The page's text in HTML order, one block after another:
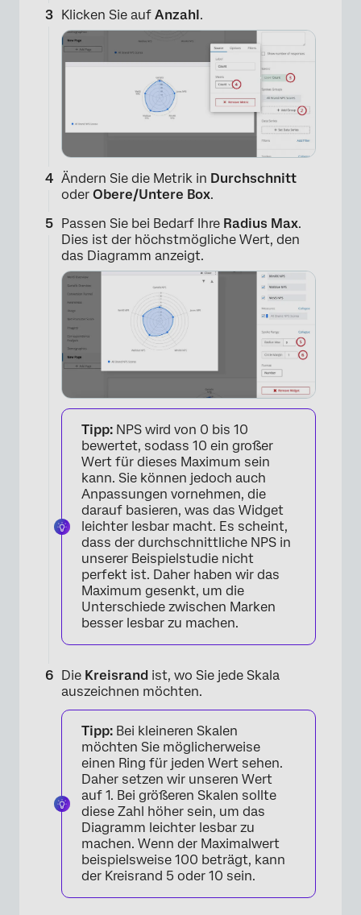
Klicken Sie auf Anzahl.
Ändern Sie die Metrik in Durchschnitt
oder Obere/Untere Box.
Passen Sie bei Bedarf Ihre Radius Max.
Dies ist der höchstmögliche Wert, den
das Diagramm anzeigt.
Tipp: NPS wird von 0 bis 10
bewertet, sodass 10 ein großer
Wert für dieses Maximum sein
kann. Sie können jedoch auch
Anpassungen vornehmen, die
darauf basieren, was das Widget
leichter lesbar macht. Es scheint,
dass der durchschnittliche NPS in
unserer Beispielstudie nicht
perfekt ist. Daher haben wir das
Maximum gesenkt, um die
Unterschiede zwischen Marken
besser lesbar zu machen.
Die Kreisrand ist, wo Sie jede Skala
auszeichnen möchten.
Tipp: Bei kleineren Skalen
möchten Sie möglicherweise
einen Ring für jeden Wert sehen.
Daher setzen wir unseren Wert
auf 1. Bei größeren Skalen sollte
diese Zahl höher sein, um das
Diagramm leichter lesbar zu
machen. Wenn der Maximalwert
beispielsweise 100 beträgt, kann
der Kreisrand 5 oder 10 sein.